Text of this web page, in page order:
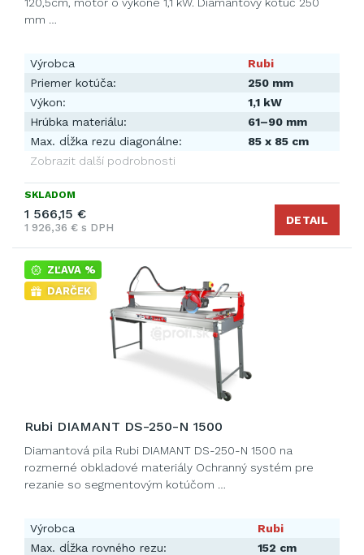
mm …
Výrobca
Rubi
Priemer kotúča:
250 mm
Výkon:
1,1 kW
Hrúbka materiálu:
61–90 mm
Max. dĺžka rezu diagonálne:
85 x 85 cm
Zobrazit další podrobnosti
SKLADOM
1 566,15 €
1 926,36 € s DPH
DETAIL
ZĽAVA %
DARČEK
Rubi DIAMANT DS-250-N 1500
Diamantová pila Rubi DIAMANT DS-250-N 1500 na
rozmerné obkladové materiály Ochranný systém pre
rezanie so segmentovým kotúčom …
Výrobca
Rubi
Max. dĺžka rovného rezu:
152 cm